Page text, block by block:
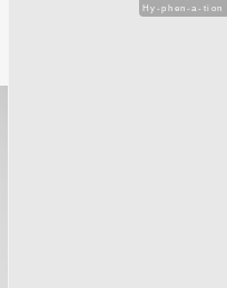
Hy-phen-a-tion